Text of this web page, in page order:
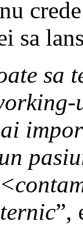
sa
sa
”,